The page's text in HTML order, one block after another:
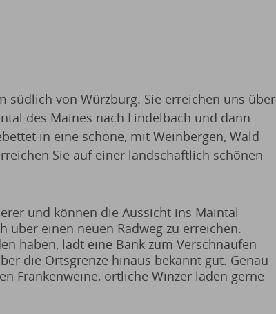
südlich von Würzburg. Sie erreichen uns über
des Maines nach Lindelbach und dann
in eine schöne, mit Weinbergen, Wald
Sie auf einer landschaftlich schönen
und können die Aussicht ins Maintal
über einen neuen Radweg zu erreichen.
haben, lädt eine Bank zum Verschnaufen
die Ortsgrenze hinaus bekannt gut. Genau
Frankenweine, örtliche Winzer laden gerne